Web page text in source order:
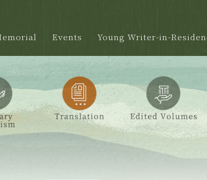
Events Young Writer-in-